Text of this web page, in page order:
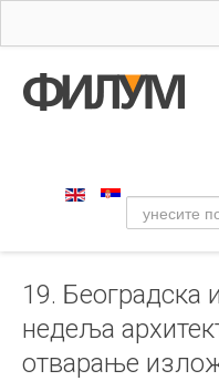
Упис
Уметност
Музичка уметност
Примењена и ликовна
Галерија
19. Београдска
недеља
отварање